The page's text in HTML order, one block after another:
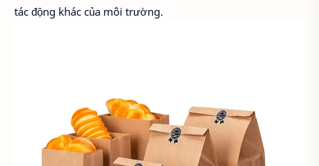
tác động khác của môi trường.